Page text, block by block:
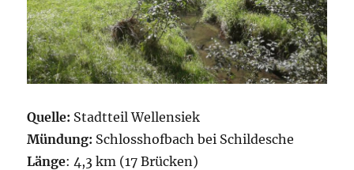
Quelle: Stadtteil Wellensiek
Mündung: Schlosshofbach bei Schildesche
Länge: 4,3 km (17 Brücken)